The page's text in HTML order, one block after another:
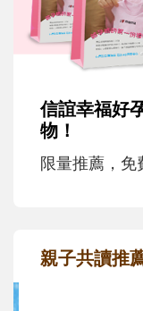
信誼幸福好
物！
限量推薦，免
親子共讀推